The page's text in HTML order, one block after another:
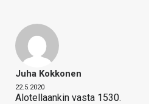
Juha Kokkonen
22.5.2020
Alotellaankin vasta 1530.